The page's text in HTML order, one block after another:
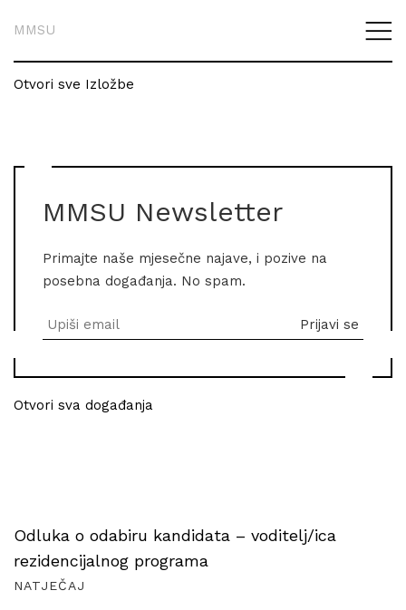
MMSU
Otvori sve Izložbe
MMSU Newsletter
Primajte naše mjesečne najave, i pozive na
posebna događanja. No spam.
Otvori sva događanja
Odluka o odabiru kandidata – voditelj/ica
rezidencijalnog programa
NATJEČAJ